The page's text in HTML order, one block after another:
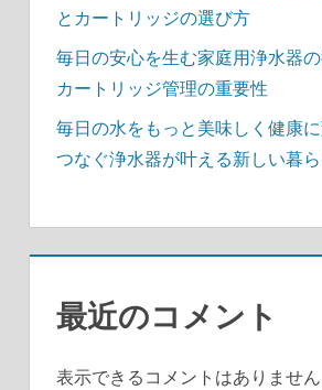
とカートリッジの選び方
毎日の安心を生む家庭用浄水器
カートリッジ管理の重要性
毎日の水をもっと美味しく健康
つなぐ浄水器が叶える新しい暮
最近のコメント
表示できるコメントはありません